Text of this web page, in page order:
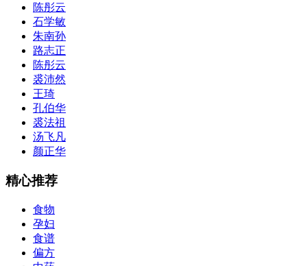
陈彤云
石学敏
朱南孙
路志正
陈彤云
裘沛然
王琦
孔伯华
裘法祖
汤飞凡
颜正华
精心推荐
食物
孕妇
食谱
偏方